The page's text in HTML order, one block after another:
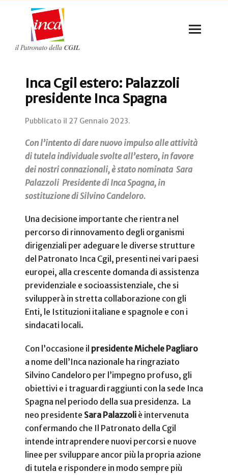
Inca Cgil estero: Palazzoli
presidente Inca Spagna
Pubblicato il 27 Gennaio 2023.
Con l’intento di dare nuovo impulso alle attività
di tutela individuale svolte all’estero, in favore
dei nostri connazionali, è stato nominata Sara
Palazzoli Presidente di Inca Spagna, in
sostituzione di Silvino Candeloro.
Una decisione importante che rientra nel
percorso di rinnovamento degli organismi
dirigenziali per adeguare le diverse strutture
del Patronato Inca Cgil, presenti nei vari paesi
europei, alla crescente domanda di assistenza
previdenziale e socioassistenziale, che si
svilupperà in stretta collaborazione con gli
Enti, le Istituzioni italiane e spagnole e con i
sindacati locali.
Con l’occasione il presidente Michele Pagliaro
a nome dell’Inca nazionale ha ringraziato
Silvino Candeloro per l’impegno profuso, gli
obiettivi e i traguardi raggiunti con la sede Inca
Spagna nel periodo della sua presidenza. La
neo presidente Sara Palazzoli è intervenuta
confermando che Il Patronato della Cgil
intende intraprendere nuovi percorsi e nuove
linee per sviluppare ancor più la propria azione
di tutela e rispondere in modo sempre più